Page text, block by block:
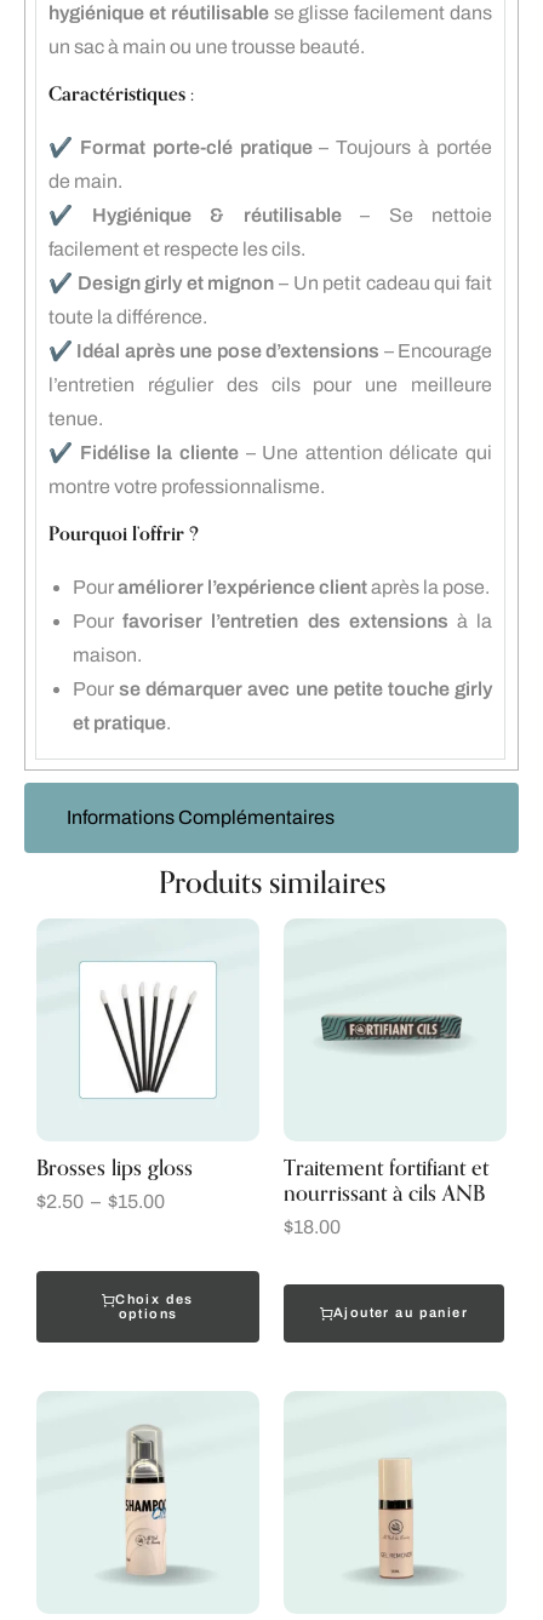
Informations Complémentaires
hygiénique et réutilisablese glisse facilement dans
un sac à main ou une trousse beauté.
Caractéristiques :
✔️ Format porte-clé pratique– Toujours à portée
de main.
✔️ Hygiénique & réutilisable– Se nettoie
facilement et respecte les cils.
✔️ Design girly et mignon – Un petit cadeau qui fait
toute la différence.
✔️ Idéal après une pose d’extensions – Encourage
l’entretien régulier des cils pour une meilleure
tenue.
✔️ Fidélise la cliente– Une attention délicate qui
montre votre professionnalisme.
Pourquoi l’offrir ?
Pouraméliorer l’expérience clientaprès la pose.
Pourfavoriser l’entretien des extensions à la
maison.
Pourse démarquer avec une petite touche girly
et pratique.
Produits similaires
Brosses lips gloss
$2.50 – $15.00
Choix des
options
Traitement fortifiant et
nourrissant à cils ANB
$18.00
Ajouter au panier